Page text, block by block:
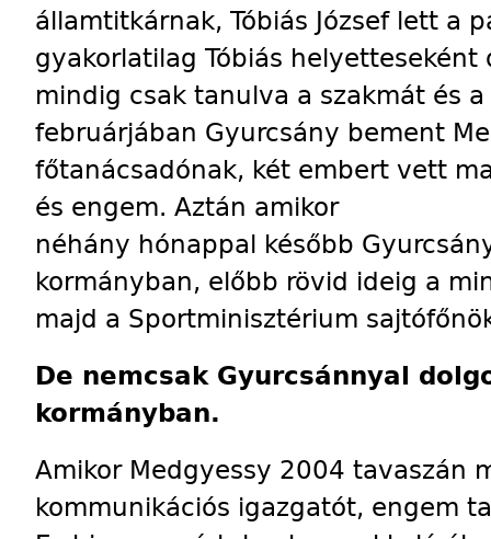
államtitkárnak, Tóbiás József lett a
gyakorlatilag Tóbiás
mindig csak tanulva a szakmát és
februárjában Gyurcsány bement
főtanácsadónak, két embert vett
és engem. Aztán amikor
néhány hónappal később
kormányban, előbb rövid ideig a
majd a Sportminisztérium
De nemcsak Gyurcsánnyal
kormányban.
Amikor Medgyessy 2004 tavaszán
kommunikációs igazgatót, engem